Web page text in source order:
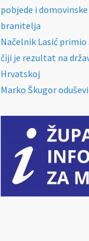
pobjede i
branitelja
Načelnik Lasić
čiji je rezultat na
Hrvatskoj
Marko Škugor